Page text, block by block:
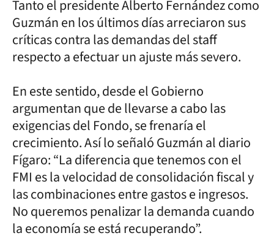
Tanto el presidente Alberto Fernández como
Guzmán en los últimos días arreciaron sus
críticas contra las demandas del staff
respecto a efectuar un ajuste más severo.
En este sentido, desde el Gobierno
argumentan que de llevarse a cabo las
exigencias del Fondo, se frenaría el
crecimiento. Así lo señaló Guzmán al diario
Fígaro: “La diferencia que tenemos con el
FMI es la velocidad de consolidación fiscal y
las combinaciones entre gastos e ingresos.
No queremos penalizar la demanda cuando
la economía se está recuperando”.